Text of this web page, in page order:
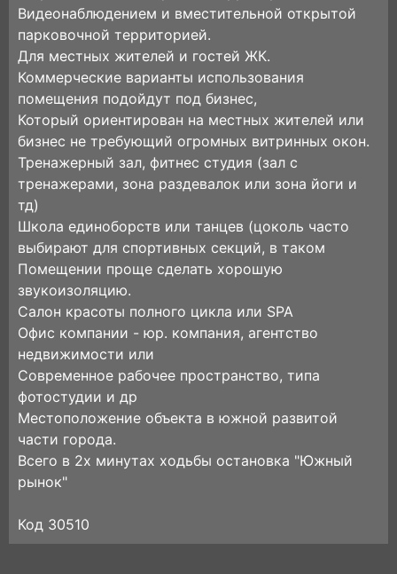
Видеонаблюдением и вместительной открытой
парковочной территорией.
Для местных жителей и гостей ЖК.
Коммерческие варианты использования
помещения подойдут под бизнес,
Который ориентирован на местных жителей или
бизнес не требующий огромных витринных окон.
Тренажерный зал, фитнес студия (зал с
тренажерами, зона раздевалок или зона йоги и
тд)
Школа единоборств или танцев (цоколь часто
выбирают для спортивных секций, в таком
Помещении проще сделать хорошую
звукоизоляцию.
Салон красоты полного цикла или SPA
Офис компании - юр. компания, агентство
недвижимости или
Современное рабочее пространство, типа
фотостудии и др
Местоположение объекта в южной развитой
части города.
Всего в 2х минутах ходьбы остановка "Южный
рынок"
Код 30510